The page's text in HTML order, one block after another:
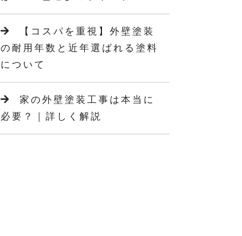
【コスパを重視】外壁塗装
の耐用年数と近年選ばれる塗料
について
家の外壁塗装工事は本当に
必要？｜詳しく解説